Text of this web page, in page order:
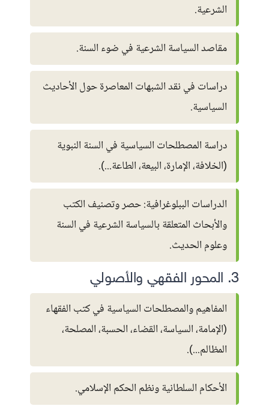
الشرعية.
مقاصد السياسة الشرعية في ضوء السنة.
دراسات في نقد الشبهات المعاصرة حول الأحاديث
السياسية.
دراسة المصطلحات السياسية في السنة النبوية
(الخلافة، الإمارة، البيعة، الطاعة...).
الدراسات الببلوغرافية: حصر وتصنيف الكتب
والأبحاث المتعلقة بالسياسة الشرعية في السنة
وعلوم الحديث.
3. المحور الفقهي والأصولي
المفاهيم والمصطلحات السياسية في كتب الفقهاء
(الإمامة، السياسة، القضاء، الحسبة، المصلحة،
المظالم...).
الأحكام السلطانية ونظم الحكم الإسلامي.